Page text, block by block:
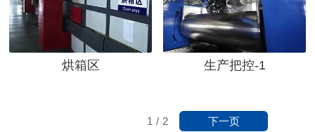
烘箱区 生产把控-1
1 / 2 下一页